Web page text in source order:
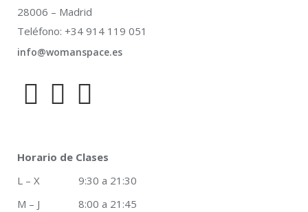
28006 – Madrid
Teléfono: +34 914 119 051
info@womanspace.es
Horario de Clases
L – X 9:30 a 21:30
M – J 8:00 a 21:45